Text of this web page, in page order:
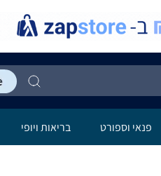
פנאי וספורט בריאות ויופי